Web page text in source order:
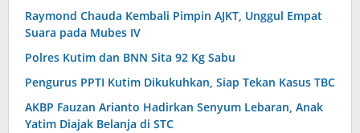
Raymond Chauda Kembali Pimpin AJKT, Unggul Empat
Suara pada Mubes IV
Polres Kutim dan BNN Sita 92 Kg Sabu
Pengurus PPTI Kutim Dikukuhkan, Siap Tekan Kasus TBC
AKBP Fauzan Arianto Hadirkan Senyum Lebaran, Anak
Yatim Diajak Belanja di STC